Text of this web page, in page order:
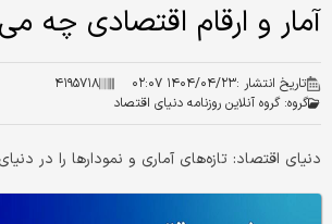
آمار و ارقام اقتصادی چه
تاریخ انتشار :۱۴۰۴/۰۴/۲۳ ۰۲:۰۷
۴۱۹۵۷۱۸
گروه: گروه آنلاین روزنامه دنیای اقتصاد
دنیای اقتصاد: تازه‌های آماری و نمودارها را در